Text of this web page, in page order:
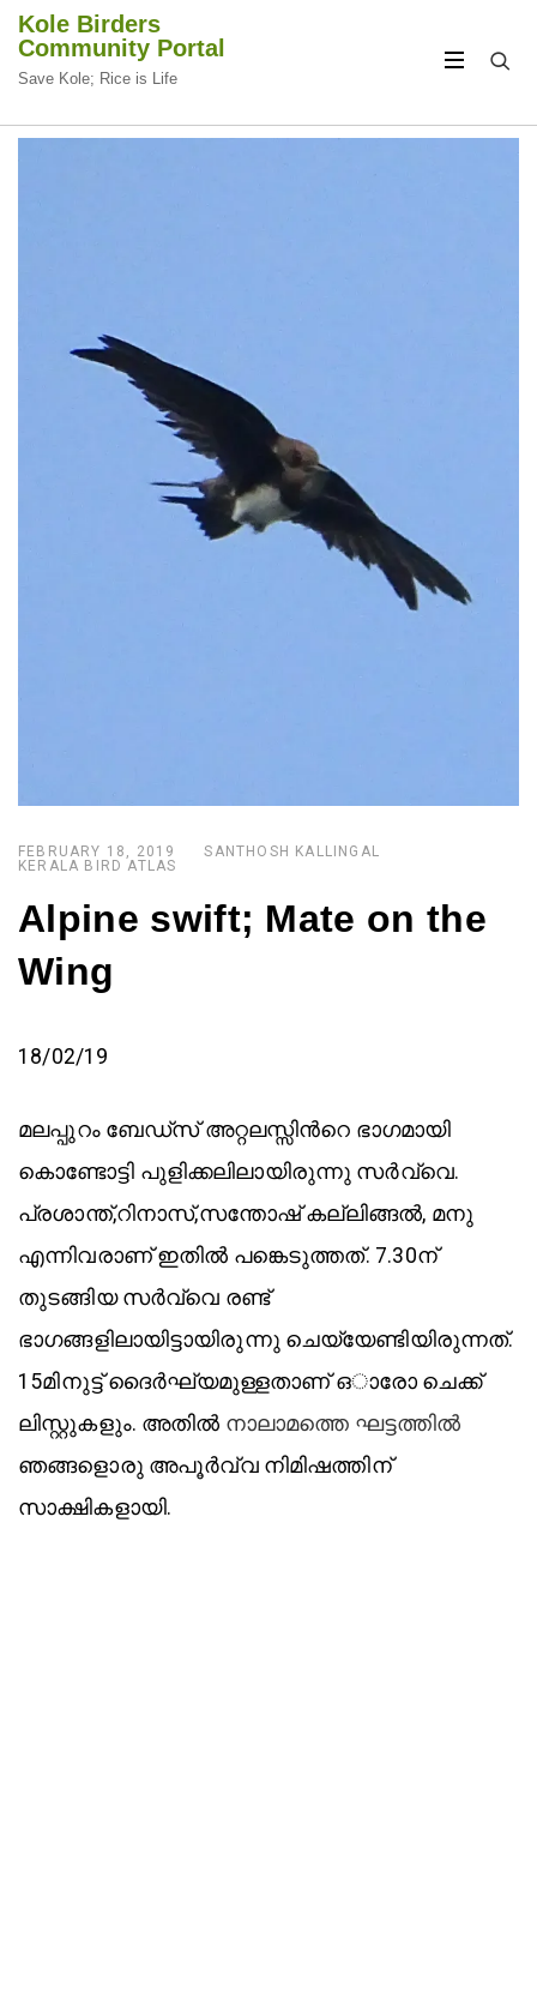
Kole Birders
Community Portal
Save Kole; Rice is Life
CIRCULAR
CIRCULAR
FEBRUARY 18, 2019
SANTHOSH KALLINGAL
KERALA BIRD ATLAS
Alpine swift; Mate on the
Wing
18/02/19
മലപ്പുറം ബേഡ്സ് അറ്റലസ്സിന്‍റെ ഭാഗമായി
കൊണ്ടോട്ടി പുളിക്കലിലായിരുന്നു സര്‍വ്വെ.
പ്രശാന്ത്,റിനാസ്,സന്തോഷ് കല്ലിങ്ങല്‍, മനു
എന്നിവരാണ് ഇതില്‍ പങ്കെടുത്തത്. 7.30ന്
തുടങ്ങിയ സര്‍വ്വെ രണ്ട്
ഭാഗങ്ങളിലായിട്ടായിരുന്നു ചെയ്യേണ്ടിയിരുന്നത്.
15മിനുട്ട് ദൈർഘ്യമുള്ളതാണ് ഒാരോ ചെക്ക്
ലിസ്റ്റുകളും. അതില്‍ നാലാമത്തെ ഘട്ടത്തില്‍
ഞങ്ങളൊരു അപൂര്‍വ്വ നിമിഷത്തിന്
സാക്ഷികളായി.